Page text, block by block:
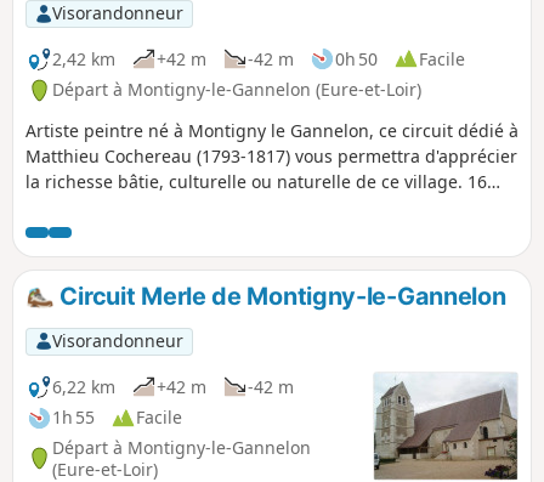
Visorandonneur
2,42 km
+42 m -42 m 0h 50
Facile
Départ à Montigny-le-Gannelon (Eure-et-Loir)
Artiste peintre né à Montigny le Gannelon, ce circuit dédié à
Matthieu Cochereau (1793-1817) vous permettra d'apprécier
la richesse bâtie, culturelle ou naturelle de ce village. 16
parcours.
Circuit Merle de Montigny-le-Gannelon
Visorandonneur
6,22 km
+42 m
-42 m
1h 55
Facile
Départ à Montigny-le-Gannelon
(Eure-et-Loir)